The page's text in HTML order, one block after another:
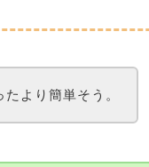
より簡単そう。